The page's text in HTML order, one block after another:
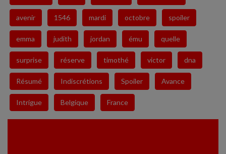
avenir 1546 mardi octobre spoiler
emma judith jordan ému quelle
surprise réserve timothé victor dna
Résumé Indiscrétions Spoiler Avance
Intrigue Belgique France